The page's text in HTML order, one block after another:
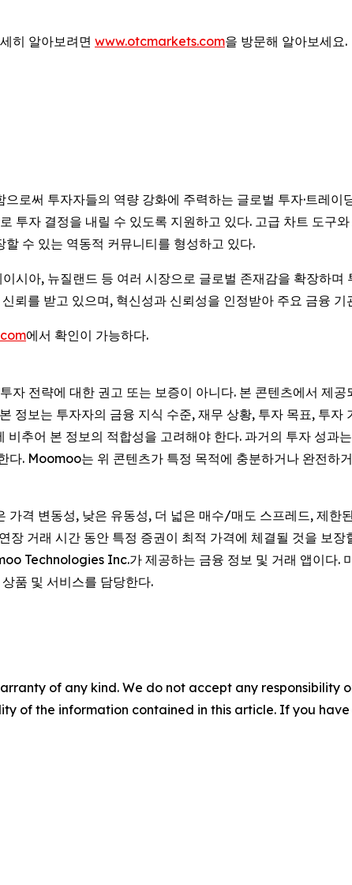
히 알아보려면 www.otcmarkets.com을 방문해 알아보세요.
로써 투자자들의 역량 강화에 주력하는 글로벌 투자·트레
투자 결정을 내릴 수 있도록 지원하고 있다. 고급 차트 도구
수 있는 역동적 커뮤니티를 형성하고 있다.
시아, 뉴질랜드 등 여러 시장으로 글로벌 존재감을 확장하며
를 받고 있으며, 혁신성과 신뢰성을 인정받아 주요 금융
에서 확인이 가능하다.
자 전략에 대한 권고 또는 보증이 아니다. 본 콘텐츠에서 제
정보는 투자자의 금융 지식 수준, 재무 상황, 투자 목표, 투자
추어 본 정보의 적합성을 고려해야 한다. 과거의 투자 성과
. Moomoo는 위 콘텐츠가 특정 목적에 충분하거나 완전하
격 변동성, 낮은 유동성, 더 넓은 매수/매도 스프레드, 제한
거래 시간 동안 특정 증권이 최적 가격에 체결될 것을 보장
Technologies Inc.가 제공하는 금융 정보 및 거래 앱이다
품 및 서비스를 담당한다.
of any kind. We do not accept any
of the information contained in this article. If you